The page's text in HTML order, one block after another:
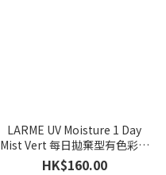
LARME UV Moisture 1 Day
Mist Vert 每日拋棄型有色彩妝
隱形眼鏡｜每盒10片
HK$160.00